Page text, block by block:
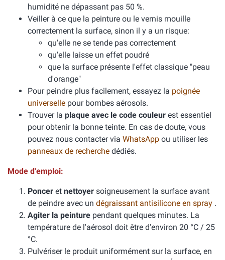
humidité ne dépassant pas 50 %.
Veiller à ce que la peinture ou le vernis mouille
correctement la surface, sinon il y a un risque:
qu'elle ne se tende pas correctement
qu'elle laisse un effet poudré
que la surface présente l'effet classique "peau
d'orange"
Pour peindre plus facilement, essayez la poignée
universelle pour bombes aérosols.
Trouver la plaque avec le code couleur est essentiel
pour obtenir la bonne teinte. En cas de doute, vous
pouvez nous contacter via WhatsApp ou utiliser les
panneaux de recherche dédiés.
Mode d'emploi:
Poncer et nettoyer soigneusement la surface avant
de peindre avec un dégraissant antisilicone en spray .
Agiter la peinture pendant quelques minutes. La
température de l'aérosol doit être d'environ 20 °C / 25
°C.
Pulvériser le produit uniformément sur la surface, en